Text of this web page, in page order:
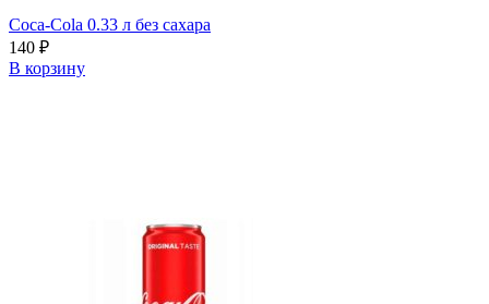
Coca-Cola 0.33 л без сахара
140 ₽
В корзину